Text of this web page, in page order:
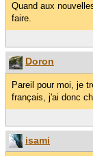
Quand aux
faire.
Doron
Pareil pour moi, je
français, j'ai donc
isami